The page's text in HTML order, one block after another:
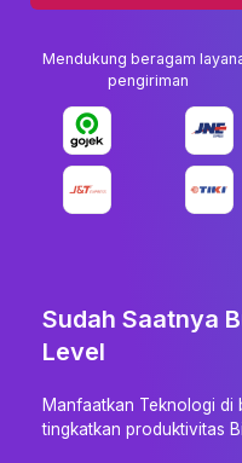
Mendukung beragam
pengiriman
Sudah Saatnya
Level
Manfaatkan Teknologi di
tingkatkan produktivitas